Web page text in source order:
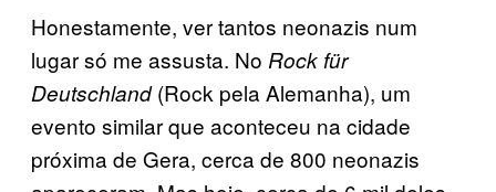
Honestamente, ver tantos neonazis num
lugar só me assusta. No Rock für
Deutschland(Rock pela Alemanha), um
evento similar que aconteceu na cidade
próxima de Gera, cerca de 800 neonazis